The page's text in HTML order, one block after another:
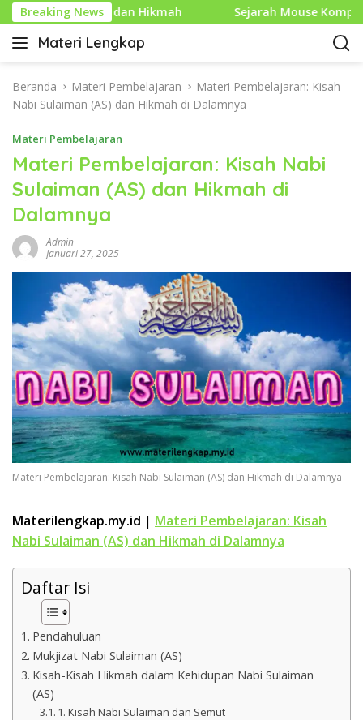
a
Breaking News
dan Hikmah Sejarah Mouse Komputer: Dari
Materi Lengkap
I
f
o
e
n
d
i
d
k
e
n
g
k
a
p
Beranda Materi Pembelajaran
Materi Pembelajaran: Kisah
Nabi Sulaiman (AS) dan Hikmah di Dalamnya
Materi Pembelajaran
Materi Pembelajaran: Kisah Nabi
Sulaiman (AS) dan Hikmah di
Dalamnya
Admin
Januari 27, 2025
Materi Pembelajaran: Kisah Nabi Sulaiman (AS) dan Hikmah di Dalamnya
Materilengkap.my.id | Materi Pembelajaran: Kisah
Nabi Sulaiman (AS) dan Hikmah di Dalamnya
Daftar Isi
Pendahuluan
Mukjizat Nabi Sulaiman (AS)
Kisah-Kisah Hikmah dalam Kehidupan Nabi Sulaiman
(AS)
1. Kisah Nabi Sulaiman dan Semut